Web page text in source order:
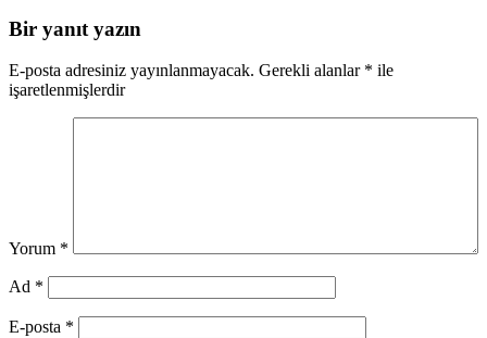
Bir yanıt yazın
E-posta adresiniz yayınlanmayacak. Gerekli alanlar * ile
işaretlenmişlerdir
Yorum *
Ad *
E-posta *